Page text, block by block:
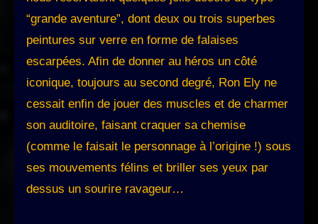
“grande aventure”, dont deux ou trois superbes
peintures sur verre en forme de falaises
escarpées. Afin de donner au héros un côté
iconique, toujours au second degré, Ron Ely ne
cessait enfin de jouer des muscles et de charmer
son auditoire, faisant craquer sa chemise
(comme le faisait le personnage à l’origine !) sous
ses mouvements félins et briller ses yeux par
dessus un sourire ravageur…